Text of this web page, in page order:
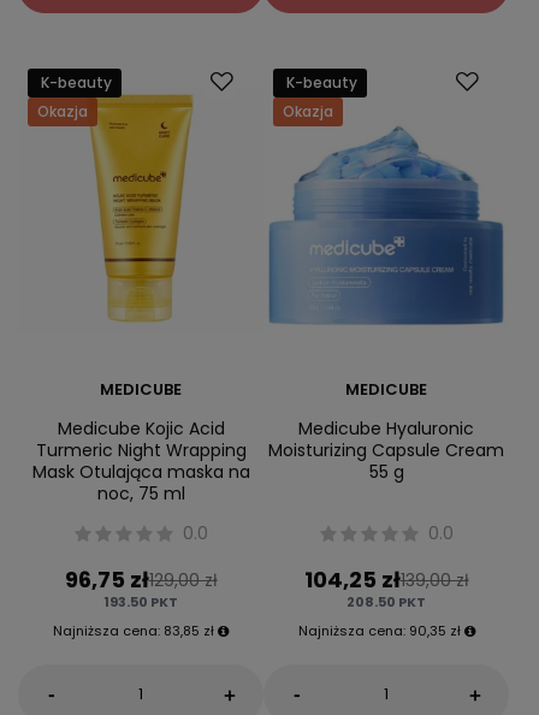
K-beauty
Okazja
MEDICUBE
Medicube Kojic Acid
Turmeric Night Wrapping
Mask Otulająca maska na
noc, 75 ml
0.0
96,75 zł129,00 zł
193.50 PKT
Najniższa cena: 83,85 zł
- +
K-beauty
Okazja
MEDICUBE
Medicube Hyaluronic
Moisturizing Capsule Cream
55 g
0.0
104,25 zł139,00 zł
208.50 PKT
Najniższa cena: 90,35 zł
- +